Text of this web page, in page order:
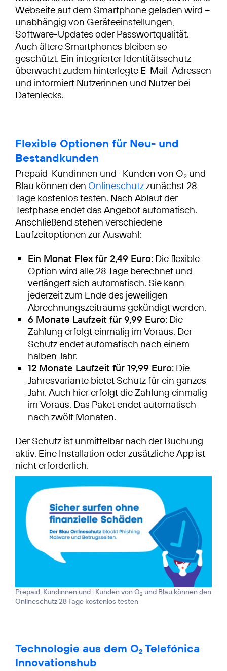
Webseite auf dem Smartphone geladen wird –
unabhängig von Geräteeinstellungen,
Software-Updates oder Passwortqualität.
Auch ältere Smartphones bleiben so
geschützt. Ein integrierter Identitätsschutz
überwacht zudem hinterlegte E-Mail-Adressen
und informiert Nutzerinnen und Nutzer bei
Datenlecks.
Flexible Optionen für Neu- und
Bestandkunden
Prepaid-Kundinnen und -Kunden von O2 und
Blau können den Onlineschutzzunächst 28
Tage kostenlos testen. Nach Ablauf der
Testphase endet das Angebot automatisch.
Anschließend stehen verschiedene
Laufzeitoptionen zur Auswahl:
Ein Monat Flex für 2,49 Euro: Die flexible
Option wird alle 28 Tage berechnet und
verlängert sich automatisch. Sie kann
jederzeit zum Ende des jeweiligen
Abrechnungszeitraums gekündigt werden.
6 Monate Laufzeit für 9,99 Euro: Die
Zahlung erfolgt einmalig im Voraus. Der
Schutz endet automatisch nach einem
halben Jahr.
12 Monate Laufzeit für 19,99 Euro: Die
Jahresvariante bietet Schutz für ein ganzes
Jahr. Auch hier erfolgt die Zahlung einmalig
im Voraus. Das Paket endet automatisch
nach zwölf Monaten.
Der Schutz ist unmittelbar nach der Buchung
aktiv. Eine Installation oder zusätzliche App ist
nicht erforderlich.
Prepaid-Kundinnen und -Kunden von O2 und Blau können den
Onlineschutz 28 Tage kostenlos testen
Technologie aus dem O2 Telefónica
Innovationshub